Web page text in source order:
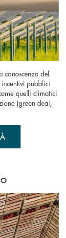
conoscenza del
pubblici
quelli climatici
(green deal,